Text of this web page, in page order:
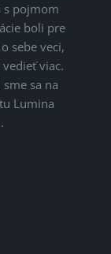
s pojmom
boli pre
sebe veci,
viac.
sa na
Lumina